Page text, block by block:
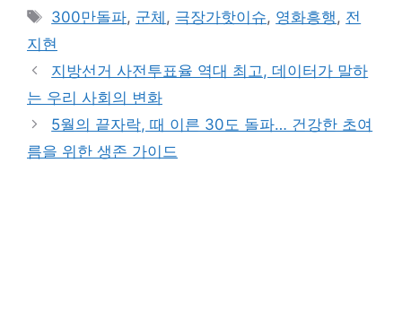
Tags
300만돌파, 군체 , 극장가핫이슈, 영화흥행 , 전
지현
지방선거 사전투표율 역대 최고, 데이터가 말하
는 우리 사회의 변화
5월의 끝자락, 때 이른 30도 돌파… 건강한 초여
름을 위한 생존 가이드